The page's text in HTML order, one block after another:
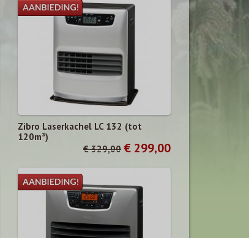
Zibro Laserkachel LC 132 (tot
120m³)
€ 329,00 € 299,00